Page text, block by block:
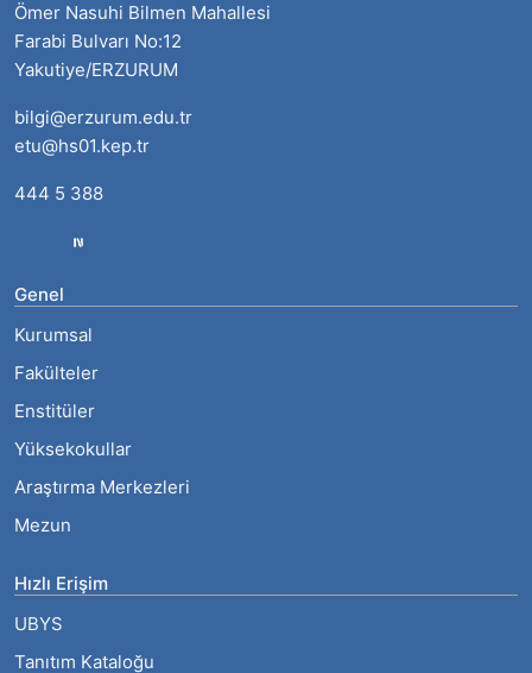
Ömer Nasuhi Bilmen Mahallesi
Farabi Bulvarı No:12
Yakutiye/ERZURUM
bilgi@erzurum.edu.tr
etu@hs01.kep.tr
444 5 388
Genel
Kurumsal
Fakülteler
Enstitüler
Yüksekokullar
Araştırma Merkezleri
Mezun
Hızlı Erişim
UBYS
Tanıtım Kataloğu